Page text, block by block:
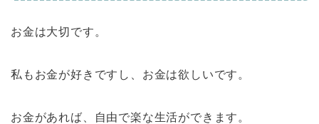
お金は大切です。
私もお金が好きですし、お金は欲しいです。
お金があれば、自由で楽な生活ができます。